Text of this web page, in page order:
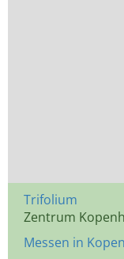
Trifolium
Zentrum
Messen in